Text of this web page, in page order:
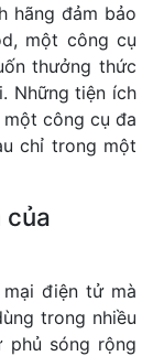
hãng đảm bảo
một công cụ
thưởng thức
Những tiện ích
công cụ đa
chỉ trong một
của
điện tử mà
trong nhiều
phủ sóng rộng